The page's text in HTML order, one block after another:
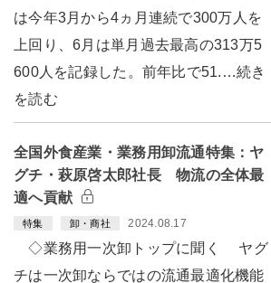
は今年3月から4ヵ月連続で300万人を
上回り、6月は単月過去最高の313万5
600人を記録した。前年比で51.…続き
を読む
全国外食産業・業務用卸流通特集：ヤ
グチ・萩原啓太郎社長 物流の全体最
適へ貢献
特集 卸・商社 2024.08.17
◇業務用一次卸トップに聞く ヤグ
チは一次卸ならではの流通最適化機能